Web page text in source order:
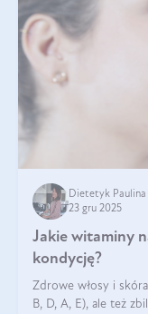
Dietetyk Paulina
23 gru 2025
Jakie witaminy
kondycję?
Zdrowe włosy i
B, D, A, E), ale też